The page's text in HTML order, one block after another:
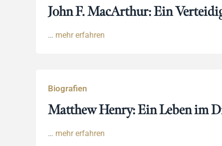
John F. MacArthur: Ein
… mehr erfahren
Biografien
Matthew Henry: Ein Leben im
… mehr erfahren